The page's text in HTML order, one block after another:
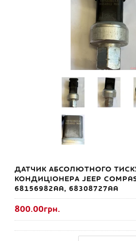
ДАТЧИК АБСОЛЮТНОГО
КОНДИЦІОНЕРА JEEP
68156982AA, 68308727AA
800.00грн.